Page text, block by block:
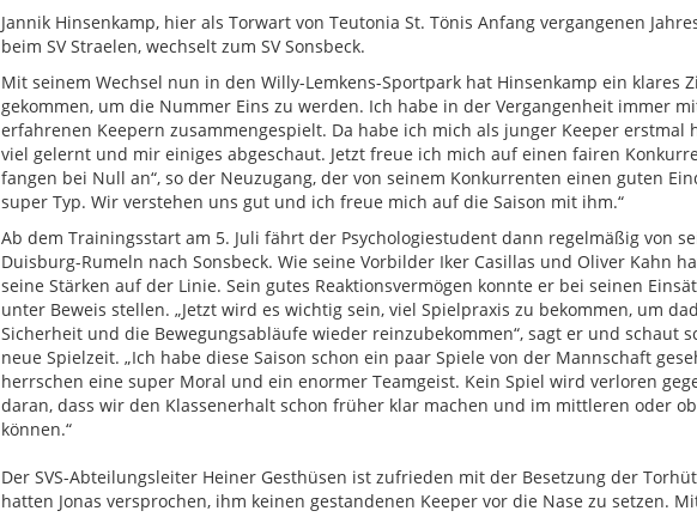
Jannik Hinsenkamp, hier als Torwart von Teutonia St. Tönis Anfang vergangenen
beim SV Straelen, wechselt zum SV Sonsbeck.
Mit seinem Wechsel nun in den Willy-Lemkens-Sportpark hat Hinsenkamp ein klares
gekommen, um die Nummer Eins zu werden. Ich habe in der Vergangenheit immer
erfahrenen Keepern zusammengespielt. Da habe ich mich als junger Keeper erstmal
viel gelernt und mir einiges abgeschaut. Jetzt freue ich mich auf einen fairen
fangen bei Null an“, so der Neuzugang, der von seinem Konkurrenten einen guten
super Typ. Wir verstehen uns gut und ich freue mich auf die Saison mit ihm.“
Ab dem Trainingsstart am 5. Juli fährt der Psychologiestudent dann regelmäßig von
Duisburg-Rumeln nach Sonsbeck. Wie seine Vorbilder Iker Casillas und Oliver Kahn
seine Stärken auf der Linie. Sein gutes Reaktionsvermögen konnte er bei seinen
unter Beweis stellen. „Jetzt wird es wichtig sein, viel Spielpraxis zu bekommen, um
Sicherheit und die Bewegungsabläufe wieder reinzubekommen“, sagt er und schaut
neue Spielzeit. „Ich habe diese Saison schon ein paar Spiele von der Mannschaft
herrschen eine super Moral und ein enormer Teamgeist. Kein Spiel wird verloren
daran, dass wir den Klassenerhalt schon früher klar machen und im mittleren oder
können.“
Der SVS-Abteilungsleiter Heiner Gesthüsen ist zufrieden mit der Besetzung der
hatten Jonas versprochen, ihm keinen gestandenen Keeper vor die Nase zu setzen.